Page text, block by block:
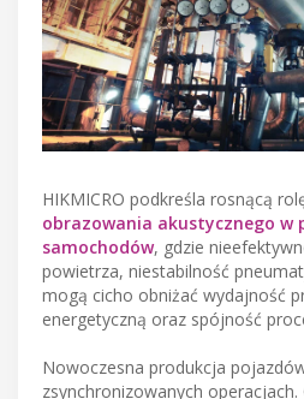
HIKMICRO podkreśla rosnącą
obrazowania akustycznego w
samochodów, gdzie
powietrza, niestabilność
mogą cicho obniżać wydajność
energetyczną oraz spójność
Nowoczesna produkcja
zsynchronizowanych operacjach.